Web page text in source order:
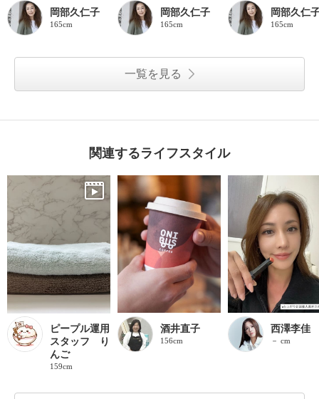
岡部久仁子
165cm
岡部久仁子
165cm
岡部久仁
165cm
一覧を見る
関連するライフスタイル
ピープル運用
スタッフ り
んご
159cm
酒井直子
156cm
西澤李佳
－ cm